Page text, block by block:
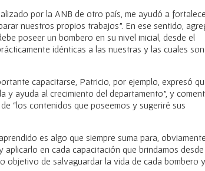
por la ANB de otro país, me ayudó a
nuestros propios trabajos”. En ese sentido,
poseer un bombero en su nivel inicial, desde el
idénticas a las nuestras y las cuales son
capacitarse, Patricio, por ejemplo, expresó
y ayuda al crecimiento del departamento”, y
“los contenidos que poseemos y sugeriré sus
es algo que siempre suma para, obviamente,
en cada capacitación que brindamos desde
objetivo de salvaguardar la vida de cada bombero y